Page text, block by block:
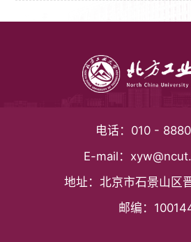
电话： 010 -
E-mail：
地址： 北京市石景山区
邮编：